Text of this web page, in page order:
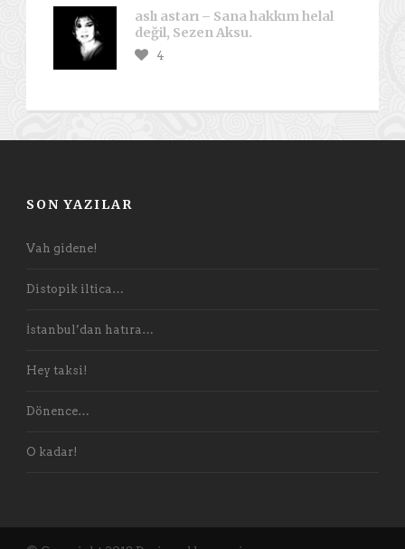
aslı astarı – Sana hakkım helal
değil, Sezen Aksu.
4
SON YAZILAR
Vah gidene!
Distopik iltica…
İstanbul’dan hatıra…
Hey taksi!
Dönence…
O kadar!